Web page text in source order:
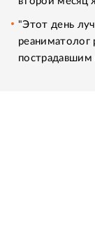
"Этот день
реаниматолог
пострадавшим